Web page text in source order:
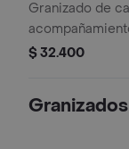
Granizado de
$ 32.400